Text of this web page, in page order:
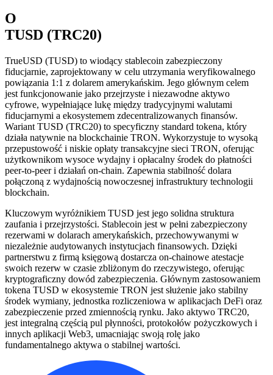
O
TUSD (TRC20)
TrueUSD (TUSD) to wiodący stablecoin zabezpieczony
fiducjarnie, zaprojektowany w celu utrzymania weryfikowalnego
powiązania 1:1 z dolarem amerykańskim. Jego głównym celem
jest funkcjonowanie jako przejrzyste i niezawodne aktywo
cyfrowe, wypełniające lukę między tradycyjnymi walutami
fiducjarnymi a ekosystemem zdecentralizowanych finansów.
Wariant TUSD (TRC20) to specyficzny standard tokena, który
działa natywnie na blockchainie TRON. Wykorzystuje to wysoką
przepustowość i niskie opłaty transakcyjne sieci TRON, oferując
użytkownikom wysoce wydajny i opłacalny środek do płatności
peer-to-peer i działań on-chain. Zapewnia stabilność dolara
połączoną z wydajnością nowoczesnej infrastruktury technologii
blockchain.
Kluczowym wyróżnikiem TUSD jest jego solidna struktura
zaufania i przejrzystości. Stablecoin jest w pełni zabezpieczony
rezerwami w dolarach amerykańskich, przechowywanymi w
niezależnie audytowanych instytucjach finansowych. Dzięki
partnerstwu z firmą księgową dostarcza on-chainowe atestacje
swoich rezerw w czasie zbliżonym do rzeczywistego, oferując
kryptograficzny dowód zabezpieczenia. Głównym zastosowaniem
tokena TUSD w ekosystemie TRON jest służenie jako stabilny
środek wymiany, jednostka rozliczeniowa w aplikacjach DeFi oraz
zabezpieczenie przed zmiennością rynku. Jako aktywo TRC20,
jest integralną częścią pul płynności, protokołów pożyczkowych i
innych aplikacji Web3, umacniając swoją rolę jako
fundamentalnego aktywa o stabilnej wartości.